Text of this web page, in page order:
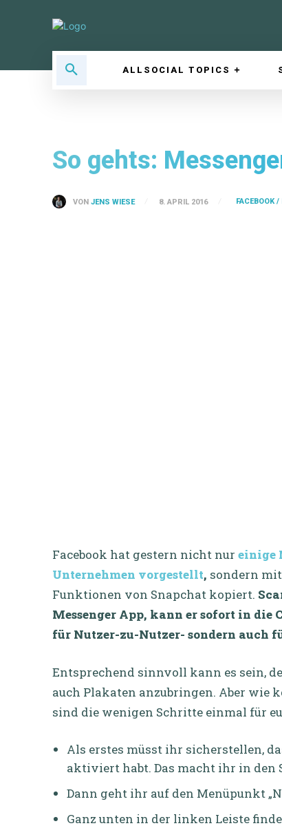
ALLSOCIAL TOPICS
So gehts:
VON JENS WIESE 8. APRIL 2016 FACEBOOK /
Facebook hat gestern nicht nur einige
Unternehmen vorgestellt, sondern
Funktionen von Snapchat kopiert.
Messenger App, kann er sofort in
für Nutzer-zu-Nutzer- sondern
Entsprechend sinnvoll kann es sein,
auch Plakaten anzubringen. Aber wie
sind die wenigen Schritte einmal für
Als erstes müsst ihr sicherstellen,
aktiviert habt. Das macht ihr in den
Dann geht ihr auf den Menüpunkt
Ganz unten in der linken Leiste